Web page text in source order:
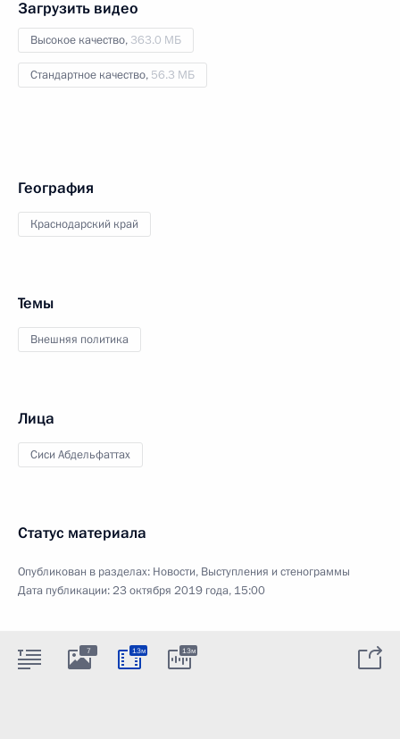
Загрузить видео
Высокое качество, 363.0 МБ
Стандартное качество, 56.3 МБ
География
Краснодарский край
Темы
Внешняя политика
Лица
Сиси Абдельфаттах
Статус материала
Опубликован в разделах: Новости, Выступления и стенограммы
Дата публикации:23 октября 2019 года, 15:00
7 13м 13м